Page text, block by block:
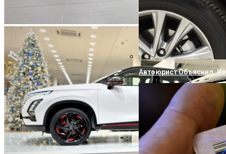
Автоюрист Объяснил,